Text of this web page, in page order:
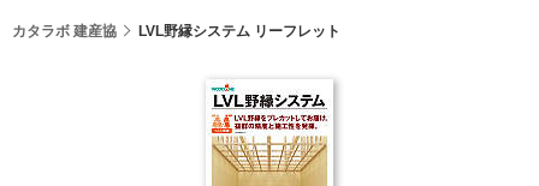
カタラボ 建産協 LVL野縁システム リーフレット